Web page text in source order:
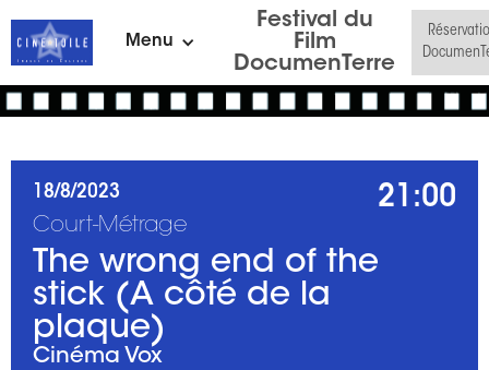
Menu
Festival du
Film
DocumenTerre
18/8/2023 21:00
Court-Métrage
The wrong end of the
stick (A côté de la
plaque)
Cinéma Vox